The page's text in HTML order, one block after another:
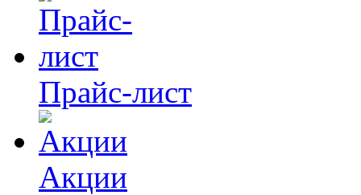
Прайс-лист
Акции